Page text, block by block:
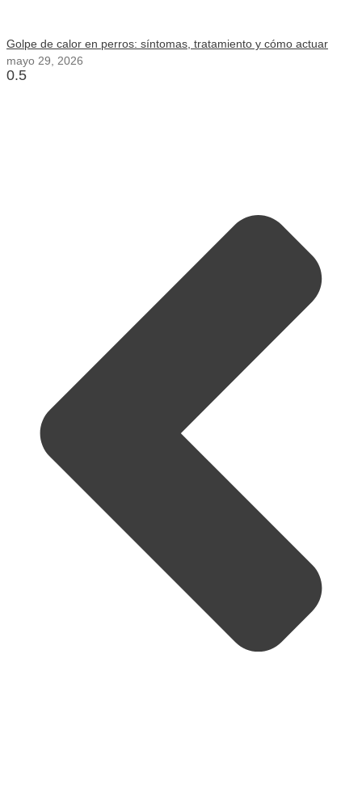
Golpe de calor en perros: síntomas, tratamiento y cómo actuar
mayo 29, 2026